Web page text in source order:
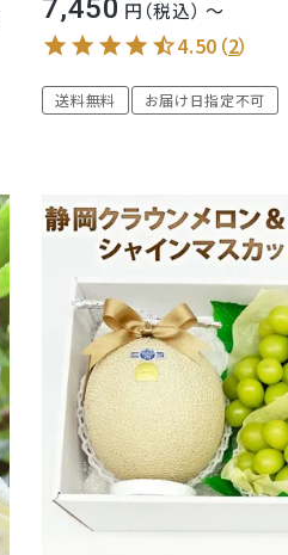
7,450 税込 〜
4.50 （2）
送料無料 お届け日指定不可